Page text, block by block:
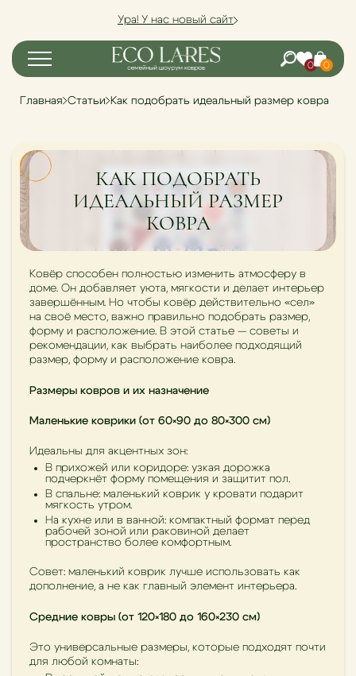
Ура! У нас новый сайт
0 0
Главная Статьи Как подобрать идеальный размер ковра
КАК ПОДОБРАТЬ
ИДЕАЛЬНЫЙ РАЗМЕР
КОВРА
Ковёр способен полностью изменить атмосферу в
доме. Он добавляет уюта, мягкости и делает интерьер
завершённым. Но чтобы ковёр действительно «сел»
на своё место, важно правильно подобрать размер,
форму и расположение. В этой статье — советы и
рекомендации, как выбрать наиболее подходящий
размер, форму и расположение ковра.
Размеры ковров и их назначение
Маленькие коврики (от 60×90 до 80×300 см)
Идеальны для акцентных зон:
В прихожей или коридоре: узкая дорожка
подчеркнёт форму помещения и защитит пол.
В спальне: маленький коврик у кровати подарит
мягкость утром.
На кухне или в ванной: компактный формат перед
рабочей зоной или раковиной делает
пространство более комфортным.
Совет: маленький коврик лучше использовать как
дополнение, а не как главный элемент интерьера.
Средние ковры (от 120×180 до 160×230 см)
Это универсальные размеры, которые подходят почти
для любой комнаты: